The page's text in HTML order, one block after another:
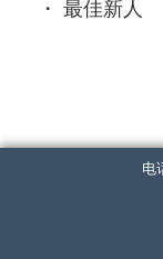
・ 最佳新人
・ 最佳标题 (
・ 最佳新闻
・ 最佳经济
电